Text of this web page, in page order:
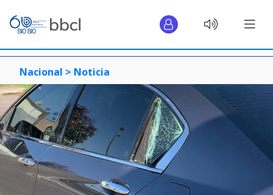
Nacional > Noticia